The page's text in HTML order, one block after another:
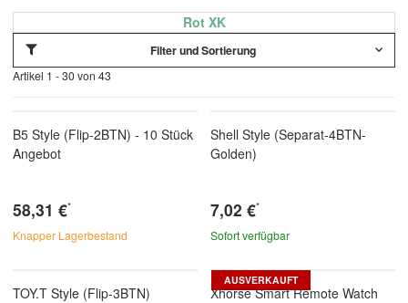
Rot XK
Filter und Sortierung
Artikel 1 - 30 von 43
B5 Style (Flip-2BTN) - 10 Stück
Angebot
58,31 €*
Knapper Lagerbestand
Shell Style (Separat-4BTN-
Golden)
7,02 €*
Sofort verfügbar
TOY.T Style (Flip-3BTN)
AUSVERKAUFT
Xhorse Smart Remote Watch